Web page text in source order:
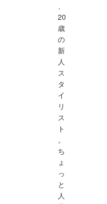
20
歳
の
新
人
ス
タ
イ
リ
ス
ト
。
ち
ょ
っ
と
人